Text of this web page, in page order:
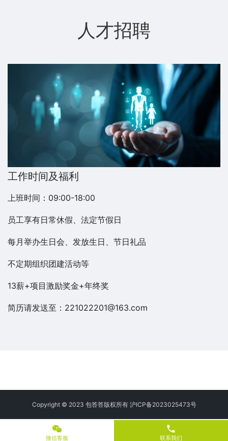
人才招聘
工作时间及福利
上班时间：09:00-18:00
员工享有日常休假、法定节假日
每月举办生日会、发放生日、节日礼品
不定期组织团建活动等
13薪+项目激励奖金+年终奖
简历请发送至：221022201@163.com
Copyright © 2023 包答答版权所有 沪ICP备2023025473号
微信客服
phone
联系我们